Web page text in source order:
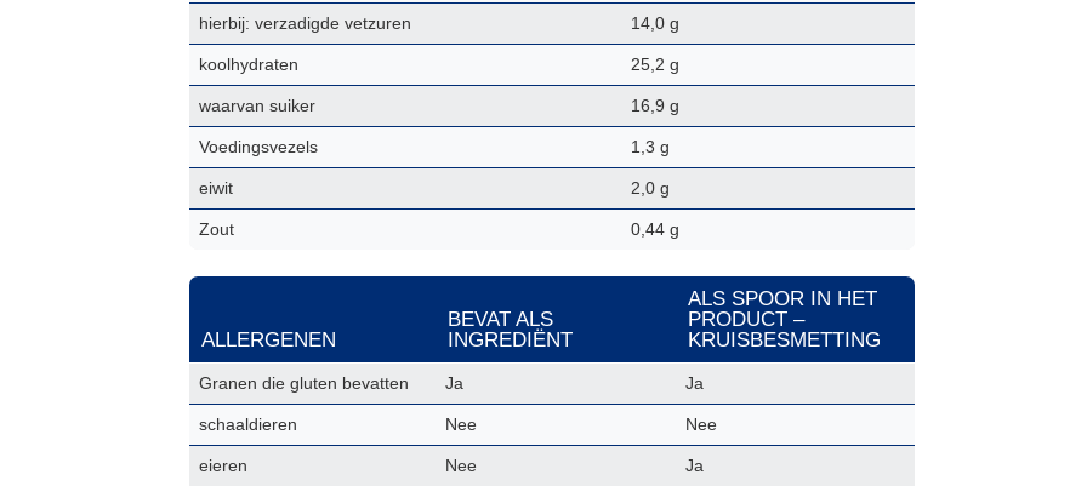
hierbij: verzadigde vetzuren 14,0 g
koolhydraten 25,2 g
waarvan suiker 16,9 g
Voedingsvezels 1,3 g
eiwit 2,0 g
Zout 0,44 g
ALLERGENEN
BEVAT ALS
INGREDIËNT
ALS SPOOR IN HET
PRODUCT –
KRUISBESMETTING
Granen die gluten bevatten Ja Ja
schaaldieren Nee Nee
eieren Nee Ja